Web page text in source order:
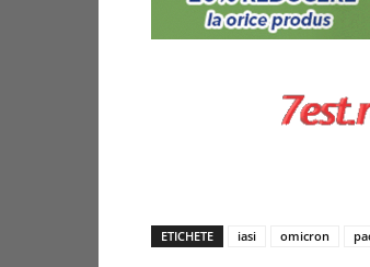
ETICHETE iasi omicron